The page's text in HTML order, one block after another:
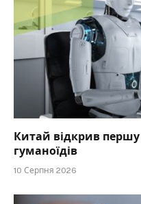
Китай відкрив першу
гуманоїдів
10 Серпня 2026